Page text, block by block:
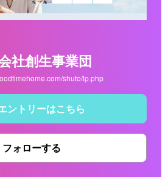
社創生事業団
shuto/lp.php
ントリーはこちら
フォローする